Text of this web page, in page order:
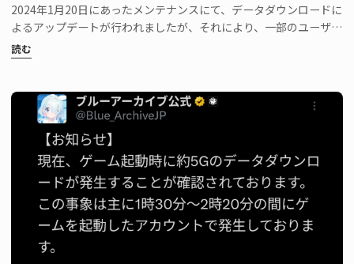
2024年1月20日にあったメンテナンスにて、データダウンロードに
よるアップデートが行われましたが、それにより、一部のユーザー
の間でアプリサイズ…
読む